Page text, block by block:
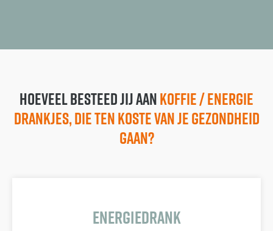
Hoeveel besteed jij aankoffie / energie
drankjes, die ten koste van je gezondheid
gaan?
Energiedrank